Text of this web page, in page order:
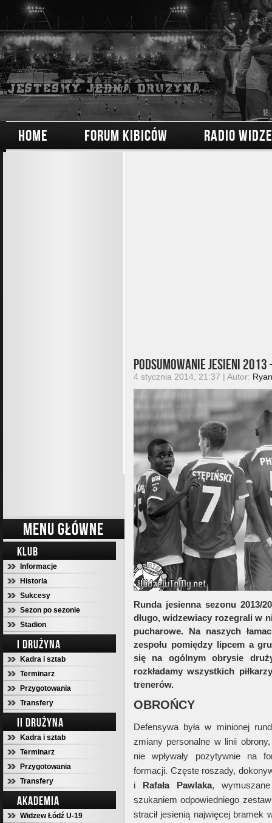
HOME FORUM KIBICÓW RADIO
MENU GŁÓWNE
KLUB
Informacje
Historia
Sukcesy
Sezon po sezonie
Stadion
I DRUŻYNA
Kadra i sztab
Terminarz
Przygotowania
Transfery
II DRUŻYNA
Kadra i sztab
Terminarz
Przygotowania
Transfery
AKADEMIA
Widzew Łódź U-19
Podsumowanie jesieni
4 stycznia 2014, 21:37 | Autor: Ryan
Runda jesienna sezonu 2013/
długo, widzewiacy rozegrali w
pucharowe. Na naszych
zespołu pomiędzy lipcem a
się na ogólnym obrysie
rozkładamy wszystkich
trenerów.
OBROŃCY
Defensywa była w minionej
zmiany personalne w linii
nie wpływały pozytywnie na
formacji. Częste roszady,
i Rafała Pawlaka,
szukaniem odpowiedniego
stracił jesienią najwięcej bramek